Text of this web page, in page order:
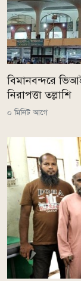
বিমানবন্দরে
নিরাপত্তা তল্লাশি
০ মিনিট আগে